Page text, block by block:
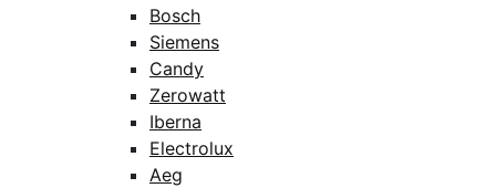
Bosch
Siemens
Candy
Zerowatt
Iberna
Electrolux
Aeg